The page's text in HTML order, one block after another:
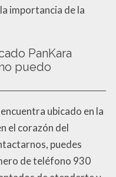
importancia de la
PanKara
puedo
ubicado en la
el corazón del
puedes
de teléfono 930